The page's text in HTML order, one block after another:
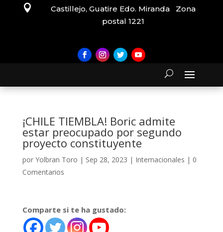

Castillejo, Guatire Edo. Miranda Zona
postal 1221
¡CHILE TIEMBLA! Boric admite
estar preocupado por segundo
proyecto constituyente
por Yolbran Toro | Sep 28, 2023 | Internacionales | 0
Comentarios
Comparte si te ha gustado: